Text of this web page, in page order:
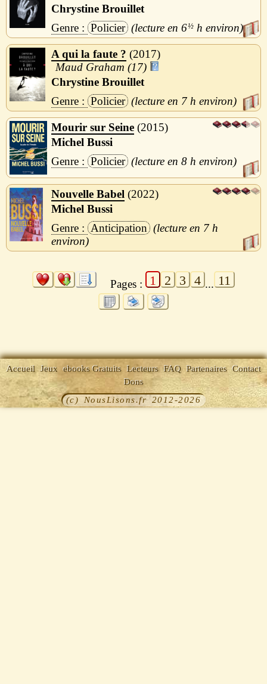
Chrystine Brouillet
Policier
6½ h
A qui la faute ?
2017
Maud Graham (17)
Chrystine Brouillet
Policier
7 h
Mourir sur Seine 2015
Michel Bussi
Policier
8 h
Nouvelle Babel
2022
Michel Bussi
Anticipation
7 h
Pages : 1 2 3 4 ... 11
Accueil Jeux ebooks Gratuits Lecteurs FAQ Partenaires Contact
Dons
(c) NousLisons.fr 2012-2026